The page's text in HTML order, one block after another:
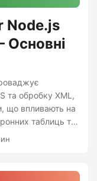
Node.js
Основні
та обробку XML,
що впливають на
таблиць та